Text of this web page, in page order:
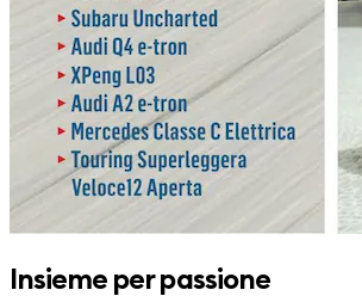
Insieme per passione